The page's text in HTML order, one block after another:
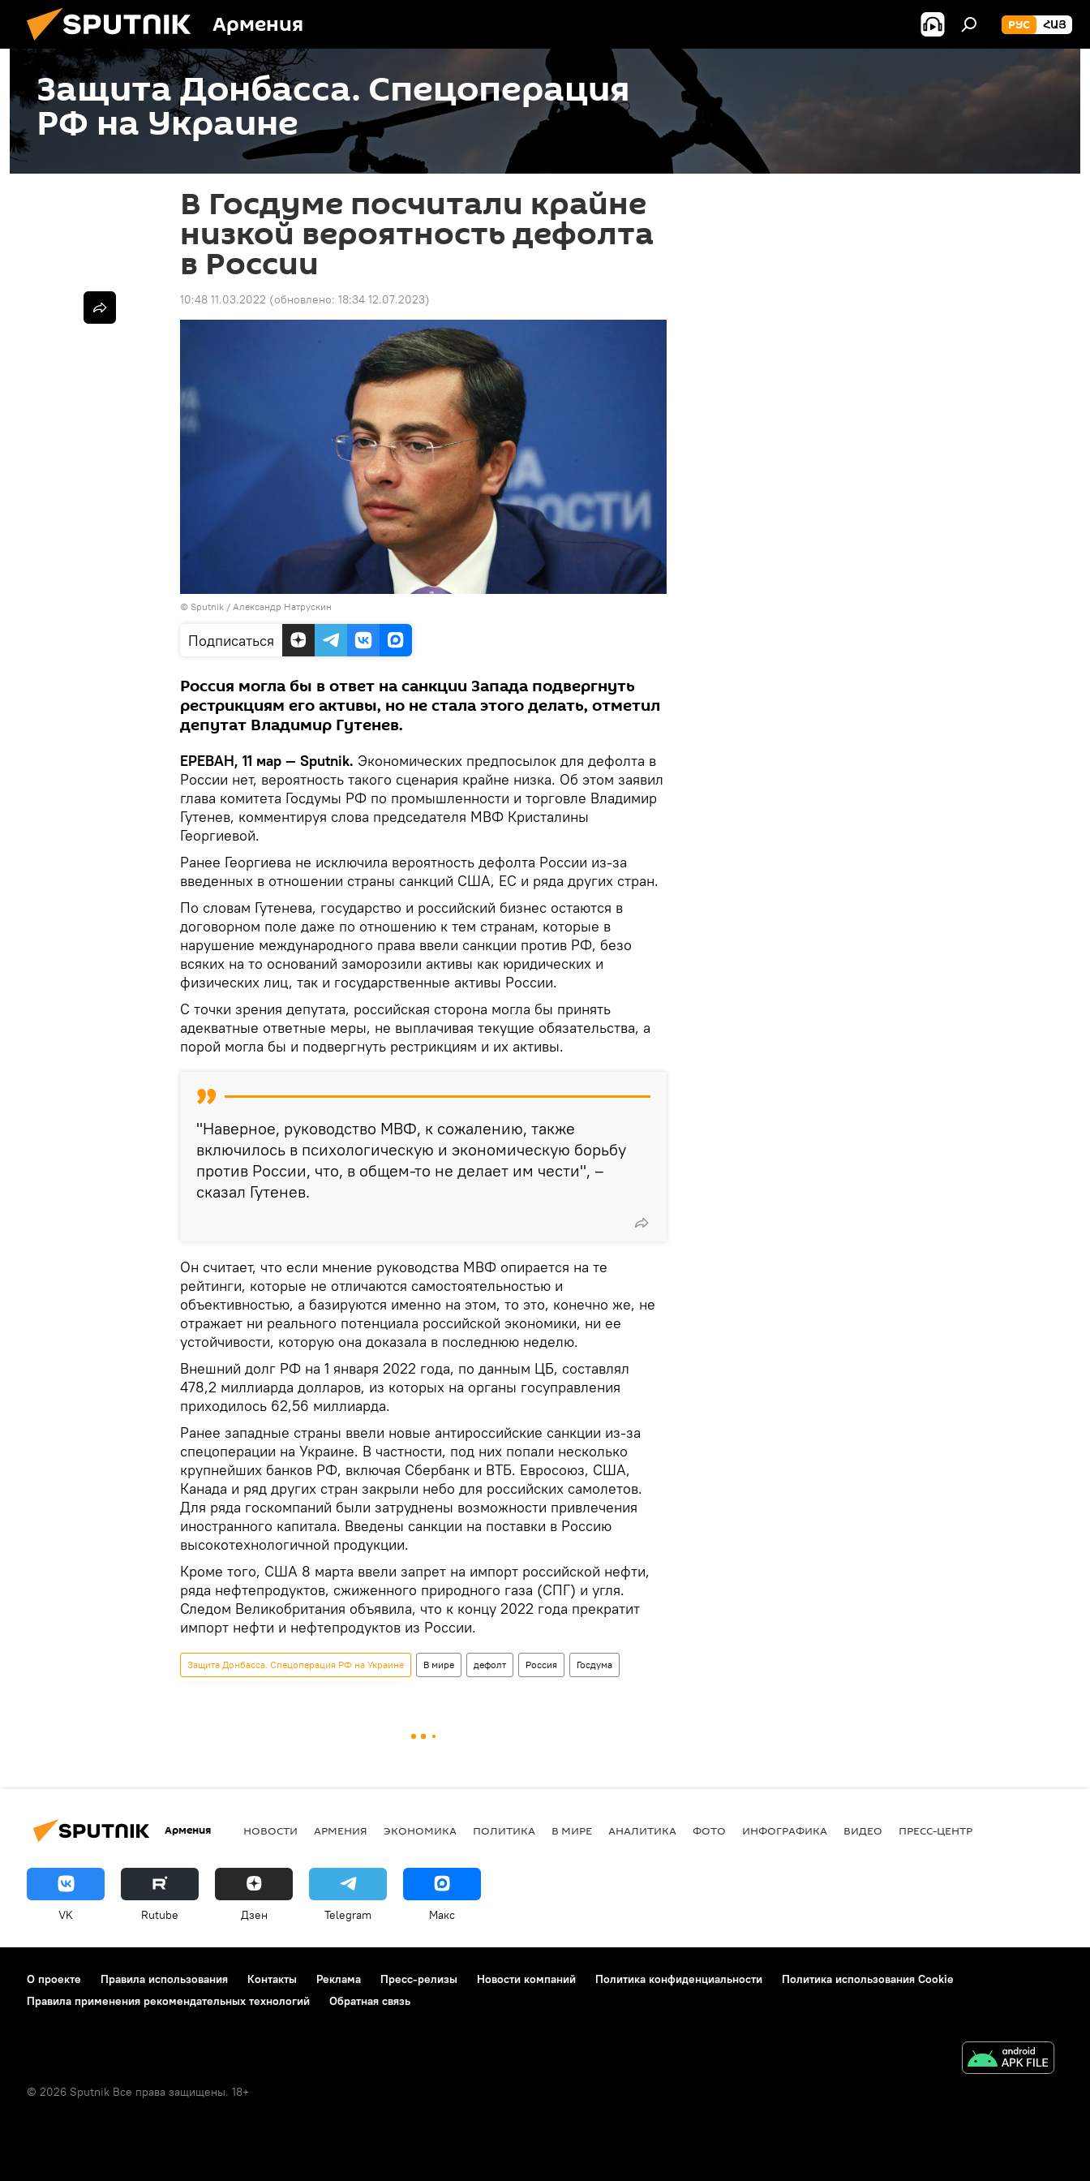
Армения РУС ՀԱՅ
Защита Донбасса. Спецоперация
РФ на Украине
В Госдуме посчитали крайне
низкой вероятность дефолта
в России
10:48 11.03.2022 (обновлено: 18:34 12.07.2023)
© Sputnik / Александр Натрускин
Подписаться
Россия могла бы в ответ на санкции Запада подвергнуть
рестрикциям его активы, но не стала этого делать, отметил
депутат Владимир Гутенев.
ЕРЕВАН, 11 мар — Sputnik. Экономических предпосылок для дефолта в
России нет, вероятность такого сценария крайне низка. Об этом заявил
глава комитета Госдумы РФ по промышленности и торговле Владимир
Гутенев, комментируя слова председателя МВФ Кристалины
Георгиевой.
Ранее Георгиева не исключила вероятность дефолта России из-за
введенных в отношении страны санкций США, ЕС и ряда других стран.
По словам Гутенева, государство и российский бизнес остаются в
договорном поле даже по отношению к тем странам, которые в
нарушение международного права ввели санкции против РФ, безо
всяких на то оснований заморозили активы как юридических и
физических лиц, так и государственные активы России.
С точки зрения депутата, российская сторона могла бы принять
адекватные ответные меры, не выплачивая текущие обязательства, а
порой могла бы и подвергнуть рестрикциям и их активы.
"Наверное, руководство МВФ, к сожалению, также
включилось в психологическую и экономическую борьбу
против России, что, в общем-то не делает им чести", –
сказал Гутенев.
Он считает, что если мнение руководства МВФ опирается на те
рейтинги, которые не отличаются самостоятельностью и
объективностью, а базируются именно на этом, то это, конечно же, не
отражает ни реального потенциала российской экономики, ни ее
устойчивости, которую она доказала в последнюю неделю.
Внешний долг РФ на 1 января 2022 года, по данным ЦБ, составлял
478,2 миллиарда долларов, из которых на органы госуправления
приходилось 62,56 миллиарда.
Ранее западные страны ввели новые антироссийские санкции из-за
спецоперации на Украине. В частности, под них попали несколько
крупнейших банков РФ, включая Сбербанк и ВТБ. Евросоюз, США,
Канада и ряд других стран закрыли небо для российских самолетов.
Для ряда госкомпаний были затруднены возможности привлечения
иностранного капитала. Введены санкции на поставки в Россию
высокотехнологичной продукции.
Кроме того, США 8 марта ввели запрет на импорт российской нефти,
ряда нефтепродуктов, сжиженного природного газа (СПГ) и угля.
Следом Великобритания объявила, что к концу 2022 года прекратит
импорт нефти и нефтепродуктов из России.
Защита Донбасса. Спецоперация РФ на Украине В мире дефолт Россия Госдума
Армения НОВОСТИ АРМЕНИЯ ЭКОНОМИКА ПОЛИТИКА В МИРЕ АНАЛИТИКА ФОТО ИНФОГРАФИКА ВИДЕО ПРЕСС-ЦЕНТР
VK Rutube Дзен Telegram Макс
О проекте Правила использования Контакты Реклама Пресс-релизы Новости компаний Политика конфиденциальности
Политика использования Cookie
Правила применения рекомендательных технологий
Обратная связь
© 2026 Sputnik Все права защищены. 18+